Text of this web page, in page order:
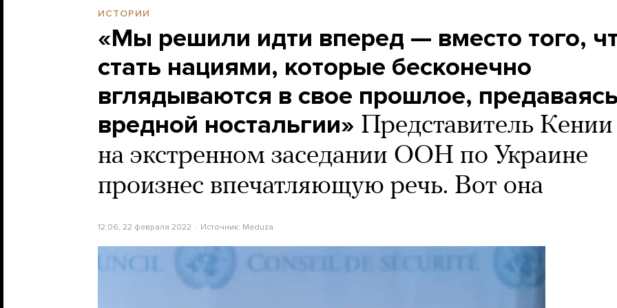
ИСТОРИИ
«Мы решили идти вперед — вместо того,
стать нациями, которые бесконечно
вглядываются в свое прошлое, предаваясь
вредной ностальгии» Представитель Кении
на экстренном заседании ООН по Украине
произнес впечатляющую речь. Вот она
12:06, 22 февраля 2022 Источник: Meduza